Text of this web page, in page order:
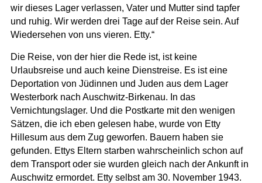
wir dieses Lager verlassen, Vater und Mutter sind tapfer
und ruhig. Wir werden drei Tage auf der Reise sein. Auf
Wiedersehen von uns vieren. Etty.“
Die Reise, von der hier die Rede ist, ist keine
Urlaubsreise und auch keine Dienstreise. Es ist eine
Deportation von Jüdinnen und Juden aus dem Lager
Westerbork nach Auschwitz-Birkenau. In das
Vernichtungslager. Und die Postkarte mit den wenigen
Sätzen, die ich eben gelesen habe, wurde von Etty
Hillesum aus dem Zug geworfen. Bauern haben sie
gefunden. Ettys Eltern starben wahrscheinlich schon auf
dem Transport oder sie wurden gleich nach der Ankunft in
Auschwitz ermordet. Etty selbst am 30. November 1943.